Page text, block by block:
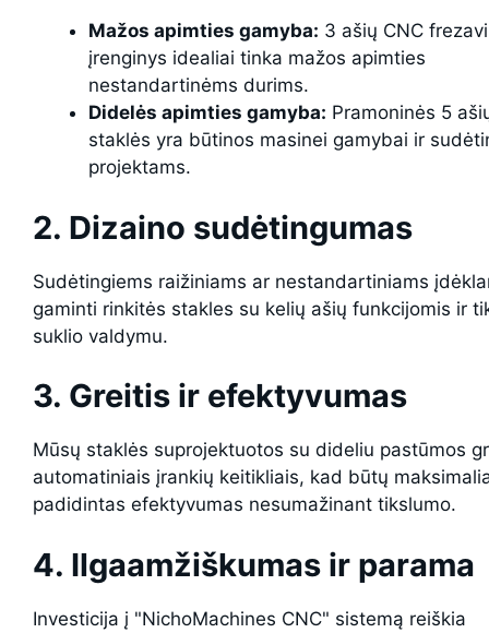
Mažos apimties gamyba: 3 ašių CNC
įrenginys idealiai tinka mažos apimties
nestandartinėms durims.
Didelės apimties gamyba: Pramoninės 5
staklės yra būtinos masinei gamybai ir
projektams.
2. Dizaino sudėtingumas
Sudėtingiems raižiniams ar nestandartiniams
gaminti rinkitės stakles su kelių ašių funkcijomis ir
suklio valdymu.
3. Greitis ir efektyvumas
Mūsų staklės suprojektuotos su dideliu pastūmos
automatiniais įrankių keitikliais, kad būtų
padidintas efektyvumas nesumažinant tikslumo.
4. Ilgaamžiškumas ir parama
Investicija į "NichoMachines CNC" sistemą reiškia